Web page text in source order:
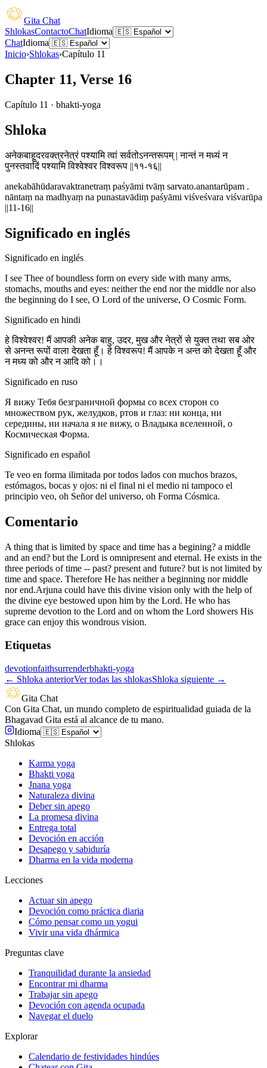
Gita Chat
ShlokasContactoChatIdioma
ChatIdioma
Inicio›Shlokas›Capítulo 11
Chapter 11, Verse 16
Capítulo 11 · bhakti-yoga
Shloka
अनेकबाहूदरवक्त्रनेत्रं पश्यामि त्वां सर्वतोऽनन्तरूपम् | नान्तं न मध्यं न
पुनस्तवादिं पश्यामि विश्वेश्वर विश्वरूप ||११-१६||
anekabāhūdaravaktranetraṃ paśyāmi tvāṃ sarvato.anantarūpam .
nāntaṃ na madhyaṃ na punastavādiṃ paśyāmi viśveśvara viśvarūpa
||11-16||
Significado en inglés
Significado en inglés
I see Thee of boundless form on every side with many arms,
stomachs, mouths and eyes: neither the end nor the middle nor also
the beginning do I see, O Lord of the universe, O Cosmic Form.
Significado en hindi
हे विश्वेश्वर! मैं आपकी अनेक बाहु, उदर, मुख और नेत्रों से युक्त तथा सब ओर
से अनन्त रूपों वाला देखता हूँ। हे विश्वरूप! मैं आपके न अन्त को देखता हूँ और
न मध्य को और न आदि को।।
Significado en ruso
Я вижу Тебя безграничной формы со всех сторон со
множеством рук, желудков, ртов и глаз: ни конца, ни
середины, ни начала я не вижу, о Владыка вселенной, о
Космическая Форма.
Significado en español
Te veo en forma ilimitada por todos lados con muchos brazos,
estómagos, bocas y ojos: ni el final ni el medio ni tampoco el
principio veo, oh Señor del universo, oh Forma Cósmica.
Comentario
A thing that is limited by space and time has a begining? a middle
and an end? but the Lord is omnipresent and eternal. He exists in the
three periods of time -- past? present and future? but is not limited by
time and space. Therefore He has neither a beginning nor middle
nor end.Arjuna could have this divine vision only with the help of
the divine eye bestowed upon him by the Lord. He who has
supreme devotion to the Lord and on whom the Lord showers His
grace can enjoy this wondrous vision.
Etiquetas
devotionfaithsurrenderbhakti-yoga
← Shloka anteriorVer todas las shlokasShloka siguiente →
Gita Chat
Con Gita Chat, un mundo completo de espiritualidad guiada de la
Bhagavad Gita está al alcance de tu mano.
Idioma
Shlokas
Karma yoga
Bhakti yoga
Jnana yoga
Naturaleza divina
Deber sin apego
La promesa divina
Entrega total
Devoción en acción
Desapego y sabiduría
Dharma en la vida moderna
Lecciones
Actuar sin apego
Devoción como práctica diaria
Cómo pensar como un yogui
Vivir una vida dhármica
Preguntas clave
Tranquilidad durante la ansiedad
Encontrar mi dharma
Trabajar sin apego
Devoción con agenda ocupada
Navegar el duelo
Explorar
Calendario de festividades hindúes